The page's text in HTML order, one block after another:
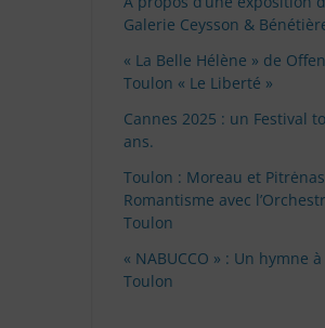
Galerie Ceysson &
« La Belle Hélène » de
Toulon « Le Liberté »
Cannes 2025 : un Festival
ans.
Toulon : Moreau et
Romantisme avec
Toulon
« NABUCCO » : Un hymne
Toulon